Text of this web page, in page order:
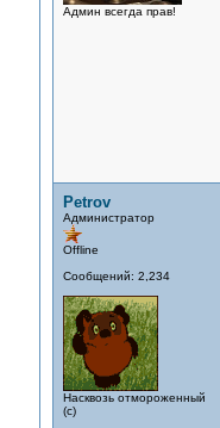
Админ всегда прав!
Petrov
Администратор
Offline
Сообщений: 2,234
Насквозь отмороженный
(с)